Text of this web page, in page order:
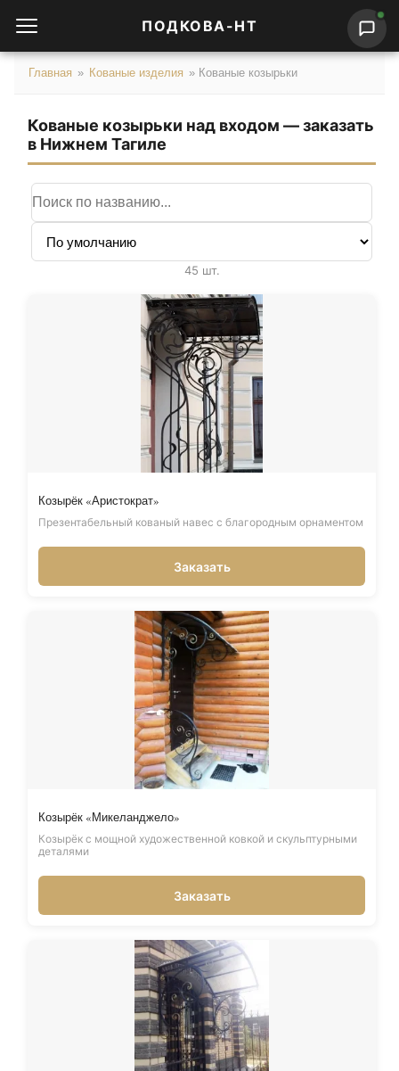
ПОДКОВА-НТ
Главная » Кованые изделия » Кованые козырьки
Кованые козырьки над входом — заказать
в Нижнем Тагиле
45 шт.
Козырёк «Аристократ»
Презентабельный кованый навес с благородным орнаментом
Заказать
Козырёк «Микеланджело»
Козырёк с мощной художественной ковкой и скульптурными
деталями
Заказать